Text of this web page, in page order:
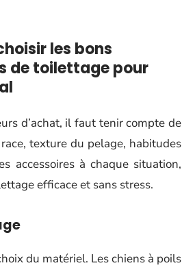
les bons
de toilettage pour
d’achat, il faut tenir compte de
texture du pelage, habitudes
accessoires à chaque situation,
efficace et sans stress.
du matériel. Les chiens à poils